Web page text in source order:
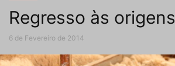
Regresso às origens
6 de Fevereiro de 2014